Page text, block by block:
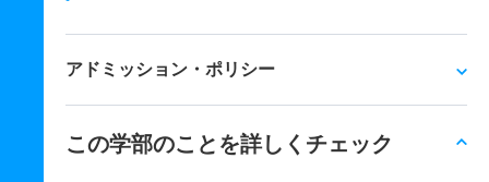
アドミッション・ポリシー
この学部のことを詳しくチェック